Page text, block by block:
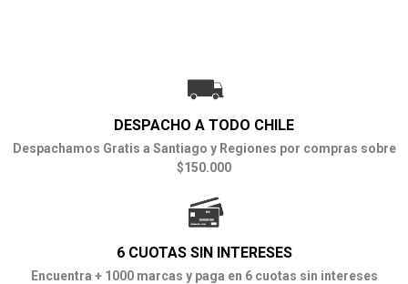
DESPACHO A TODO CHILE
Despachamos Gratis a Santiago y Regiones por compras sobre
$150.000
6 CUOTAS SIN INTERESES
Encuentra + 1000 marcas y paga en 6 cuotas sin intereses